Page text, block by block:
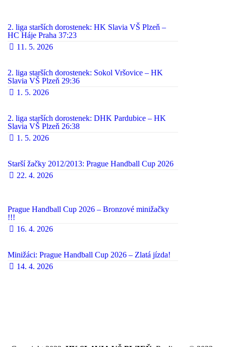
2. liga starších dorostenek: HK Slavia VŠ Plzeň –
HC Háje Praha 37:23
11. 5. 2026
2. liga starších dorostenek: Sokol Vršovice – HK
Slavia VŠ Plzeň 29:36
1. 5. 2026
2. liga starších dorostenek: DHK Pardubice – HK
Slavia VŠ Plzeň 26:38
1. 5. 2026
Starší žačky 2012/2013: Prague Handball Cup 2026
22. 4. 2026
Prague Handball Cup 2026 – Bronzové minižačky
!!!
16. 4. 2026
Minižáci: Prague Handball Cup 2026 – Zlatá jízda!
14. 4. 2026